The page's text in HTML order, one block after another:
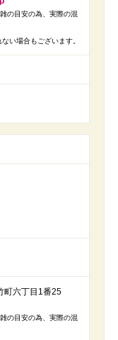
の目安の為、実際の混
い場合もございます。
六丁目1番25
の目安の為、実際の混